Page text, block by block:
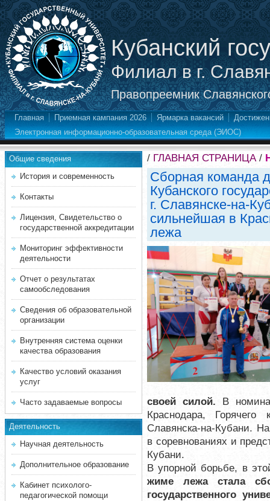
Кубанский
Филиал в г.
Правопреемник
Главная Приемная кампания 2026 Ярмарка вакансий
Электронная информационно-образовательная среда (ЭИОС)
Общие сведения
История и современность
Контакты
Лицензия, Свидетельство о
государственной аккредитации
Мониторинг эффективности
деятельности
Отчет о результатах
самообследования
Сведения об образовательной
организации
Внутренняя система оценки
качества образования
Качество условий оказания
услуг
Часто задаваемые вопросы
Деятельность
Научная деятельность
Дополнительное образование
Кабинет психолого-
педагогической помощи
/ ГЛАВНАЯ СТРАНИЦА/
Сборная команда
Кубанского
г. Славянске-на-
сильнейшая в
лежа
своей силой. В
Краснодара,
Славянска-на-Кубани.
в соревнованиях и
Кубани.
В упорной борьбе, в
жиме лежа стала
государственного